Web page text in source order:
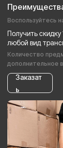
Воспользуйтесь
Получить
любой вид
Количество
дополнительное
Заказат
ь